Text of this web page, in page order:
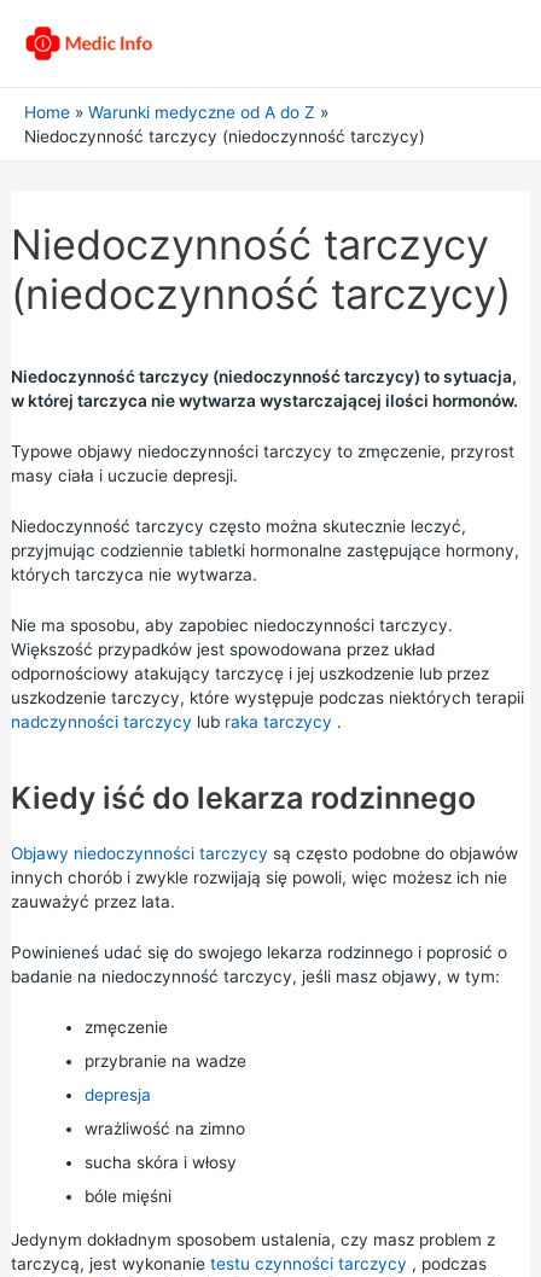
Home
Warunki medyczne od A do Z
Niedoczynność tarczycy (niedoczynność tarczycy)
Niedoczynność tarczycy
(niedoczynność tarczycy)
Niedoczynność tarczycy (niedoczynność tarczycy) to sytuacja,
w której tarczyca nie wytwarza wystarczającej ilości hormonów.
Typowe objawy niedoczynności tarczycy to zmęczenie, przyrost
masy ciała i uczucie depresji.
Niedoczynność tarczycy często można skutecznie leczyć,
przyjmując codziennie tabletki hormonalne zastępujące hormony,
których tarczyca nie wytwarza.
Nie ma sposobu, aby zapobiec niedoczynności tarczycy.
Większość przypadków jest spowodowana przez układ
odpornościowy atakujący tarczycę i jej uszkodzenie lub przez
uszkodzenie tarczycy, które występuje podczas niektórych terapii
nadczynności tarczycy lub raka tarczycy .
Kiedy iść do lekarza rodzinnego
Objawy niedoczynności tarczycy są często podobne do objawów
innych chorób i zwykle rozwijają się powoli, więc możesz ich nie
zauważyć przez lata.
Powinieneś udać się do swojego lekarza rodzinnego i poprosić o
badanie na niedoczynność tarczycy, jeśli masz objawy, w tym:
zmęczenie
przybranie na wadze
depresja
wrażliwość na zimno
sucha skóra i włosy
bóle mięśni
Jedynym dokładnym sposobem ustalenia, czy masz problem z
tarczycą, jest wykonanie testu czynności tarczycy , podczas